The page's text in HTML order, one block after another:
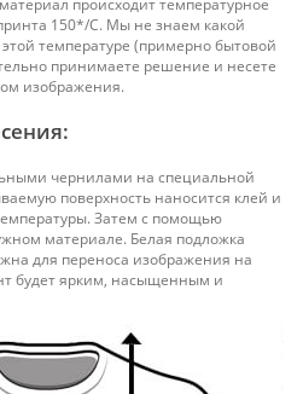
происходит температурное
150*/С. Мы не знаем какой
температуре (примерно бытовой
принимаете решение и несете
изображения.
чернилами на специальной
поверхность наносится клей и
Затем с помощью
материале. Белая подложка
для переноса изображения на
будет ярким, насыщенным и